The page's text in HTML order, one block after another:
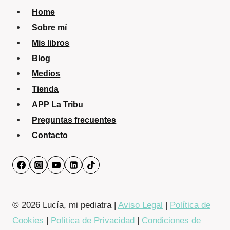
Home
Sobre mí
Mis libros
Blog
Medios
Tienda
APP La Tribu
Preguntas frecuentes
Contacto
© 2026 Lucía, mi pediatra | Aviso Legal
Política de
Cookies
Política de Privacidad Condiciones de